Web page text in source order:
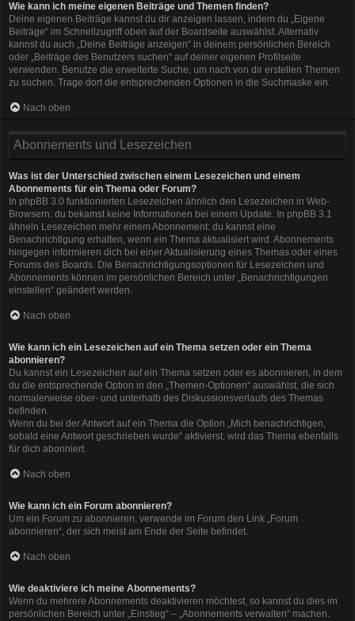
Wie kann ich meine eigenen Beiträge und Themen finden?
Deine eigenen Beiträge kannst du dir anzeigen lassen, indem du „Eigene
Beiträge“ im Schnellzugriff oben auf der Boardseite auswählst. Alternativ
kannst du auch „Deine Beiträge anzeigen“ in deinem persönlichen Bereich
oder „Beiträge des Benutzers suchen“ auf deiner eigenen Profilseite
verwenden. Benutze die erweiterte Suche, um nach von dir erstellen Themen
zu suchen. Trage dort die entsprechenden Optionen in die Suchmaske ein.
Nach oben
Abonnements und Lesezeichen
Was ist der Unterschied zwischen einem Lesezeichen und einem
Abonnements für ein Thema oder Forum?
In phpBB 3.0 funktionierten Lesezeichen ähnlich den Lesezeichen in Web-
Browsern: du bekamst keine Informationen bei einem Update. In phpBB 3.1
ähneln Lesezeichen mehr einem Abonnement: du kannst eine
Benachrichtigung erhalten, wenn ein Thema aktualisiert wird. Abonnements
hingegen informieren dich bei einer Aktualisierung eines Themas oder eines
Forums des Boards. Die Benachrichtigungsoptionen für Lesezeichen und
Abonnements können im persönlichen Bereich unter „Benachrichtigungen
einstellen“ geändert werden.
Nach oben
Wie kann ich ein Lesezeichen auf ein Thema setzen oder ein Thema
abonnieren?
Du kannst ein Lesezeichen auf ein Thema setzen oder es abonnieren, in dem
du die entsprechende Option in den „Themen-Optionen“ auswählst, die sich
normalerweise ober- und unterhalb des Diskussionsverlaufs des Themas
befinden.
Wenn du bei der Antwort auf ein Thema die Option „Mich benachrichtigen,
sobald eine Antwort geschrieben wurde“ aktivierst, wird das Thema ebenfalls
für dich abonniert.
Nach oben
Wie kann ich ein Forum abonnieren?
Um ein Forum zu abonnieren, verwende im Forum den Link „Forum
abonnieren“, der sich meist am Ende der Seite befindet.
Nach oben
Wie deaktiviere ich meine Abonnements?
Wenn du mehrere Abonnements deaktivieren möchtest, so kannst du dies im
persönlichen Bereich unter „Einstieg“ – „Abonnements verwalten“ machen.